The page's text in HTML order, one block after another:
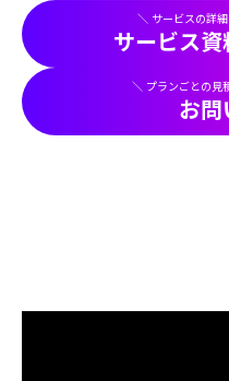
＼ サービスの詳
サービス
＼ プランごとの見
お